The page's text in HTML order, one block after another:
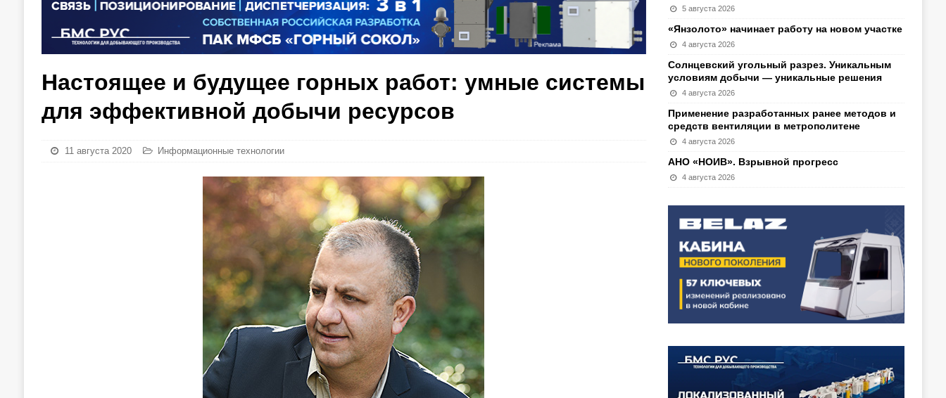
Настоящее и будущее горных работ: умные системы
для эффективной добычи ресурсов
11 августа 2020 Информационные технологии
5 августа 2026
«Янзолото» начинает работу на новом участке
4 августа 2026
Солнцевский угольный разрез. Уникальным
условиям добычи — уникальные решения
4 августа 2026
Применение разработанных ранее методов и
средств вентиляции в метрополитене
4 августа 2026
АНО «НОИВ». Взрывной прогресс
4 августа 2026